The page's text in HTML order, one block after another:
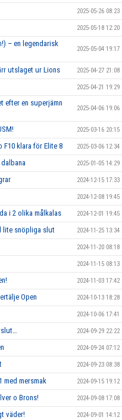
2025-05-26 08:23
2025-05-18 12:20
– en legendarisk
2025-05-04 19:17
utslaget ur Lions 2025-04-27 21:08
2025-04-21 19:29
efter en superjämn
2025-04-06 19:06
2025-03-16 20:15
F10 klara för Elite 8 2025-03-06 12:34
2025-01-05 14:29
2024-12-15 17:33
2024-12-08 19:45
i 2 olika målkalas 2024-12-01 19:45
lite snöpliga slut 2024-11-25 13:34
2024-11-20 08:18
2024-11-15 08:13
2024-11-03 17:42
Open 2024-10-13 18:28
2024-10-06 17:41
2024-09-29 22:22
2024-09-24 07:12
2024-09-23 08:38
med mersmak 2024-09-15 19:12
o Brons! 2024-09-08 17:08
väder! 2024-09-01 14:12